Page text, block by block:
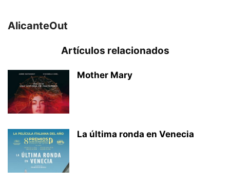
AlicanteOut
Artículos relacionados
Mother Mary
La última ronda en Venecia